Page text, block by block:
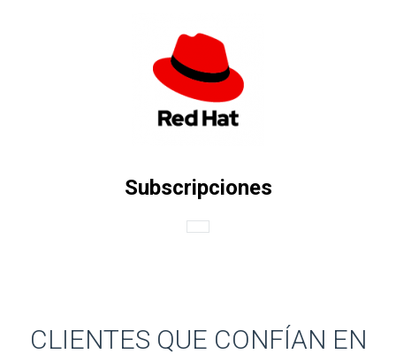
Subscripciones
CLIENTES QUE CONFÍAN EN